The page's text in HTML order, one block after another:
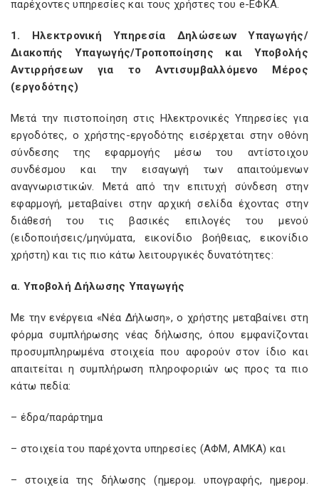
παρέχοντες υπηρεσίες και τους χρήστες του e-ΕΦΚΑ.
1. Ηλεκτρονική Υπηρεσία Δηλώσεων Υπαγωγής/
Διακοπής Υπαγωγής/Τροποποίησης και Υποβολής
Αντιρρήσεων για το Αντισυμβαλλόμενο Μέρος
(εργοδότης)
Μετά την πιστοποίηση στις Ηλεκτρονικές Υπηρεσίες για
εργοδότες, ο χρήστης-εργοδότης εισέρχεται στην οθόνη
σύνδεσης της εφαρμογής μέσω του αντίστοιχου
συνδέσμου και την εισαγωγή των απαιτούμενων
αναγνωριστικών. Μετά από την επιτυχή σύνδεση στην
εφαρμογή, μεταβαίνει στην αρχική σελίδα έχοντας στην
διάθεσή του τις βασικές επιλογές του μενού
(ειδοποιήσεις/μηνύματα, εικονίδιο βοήθειας, εικονίδιο
χρήστη) και τις πιο κάτω λειτουργικές δυνατότητες:
α. Υποβολή Δήλωσης Υπαγωγής
Με την ενέργεια «Νέα Δήλωση», ο χρήστης μεταβαίνει στη
φόρμα συμπλήρωσης νέας δήλωσης, όπου εμφανίζονται
προσυμπληρωμένα στοιχεία που αφορούν στον ίδιο και
απαιτείται η συμπλήρωση πληροφοριών ως προς τα πιο
κάτω πεδία:
– έδρα/παράρτημα
– στοιχεία του παρέχοντα υπηρεσίες (ΑΦΜ, ΑΜΚΑ) και
– στοιχεία της δήλωσης (ημερομ. υπογραφής, ημερομ.